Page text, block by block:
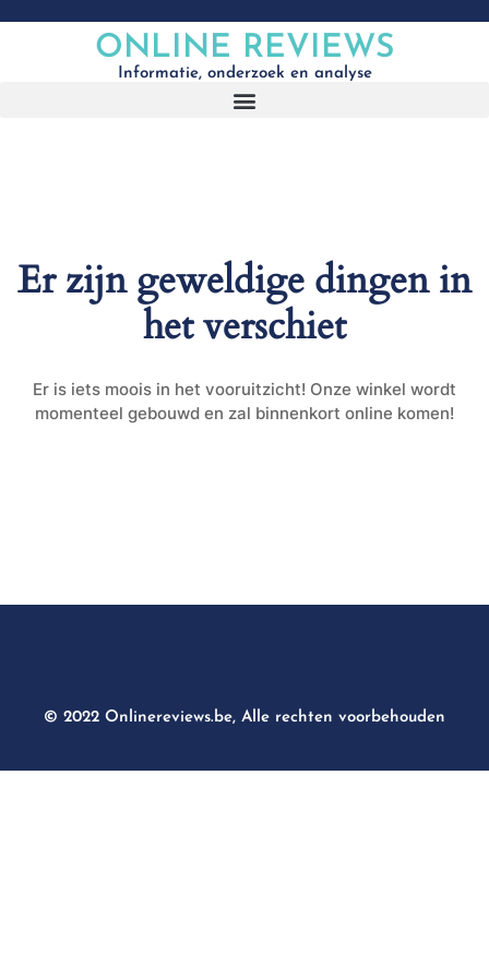
ONLINE REVIEWS
Informatie, onderzoek en analyse
Er zijn geweldige dingen in
het verschiet
Er is iets moois in het vooruitzicht! Onze winkel wordt
momenteel gebouwd en zal binnenkort online komen!
© 2022 Onlinereviews.be, Alle rechten voorbehouden